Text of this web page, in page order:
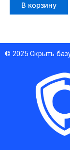
В корзину
© 2025 Скрыть